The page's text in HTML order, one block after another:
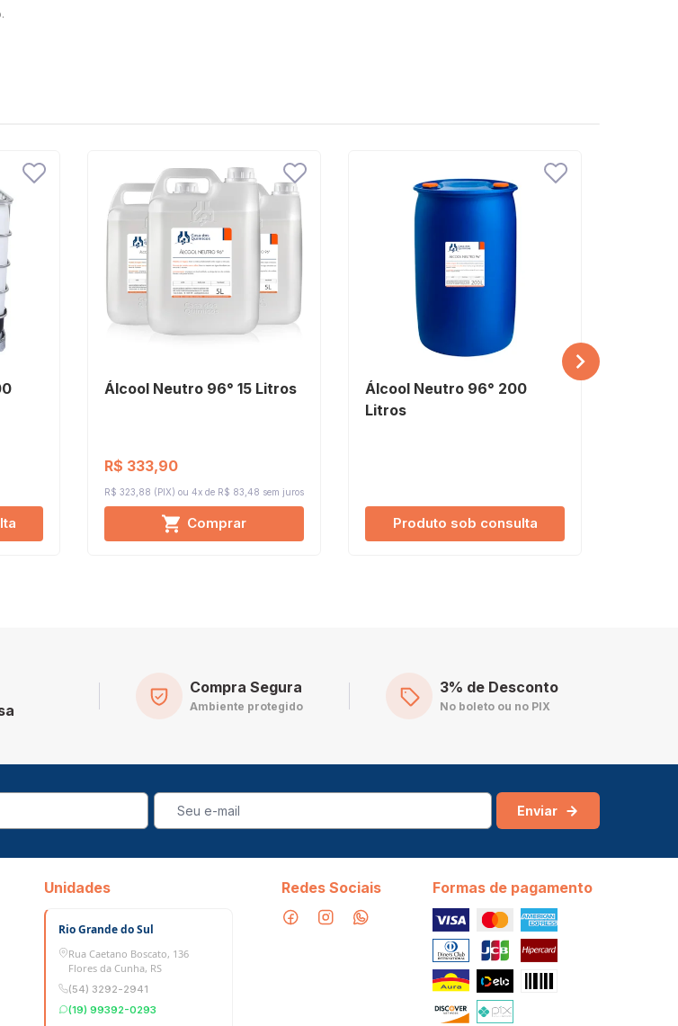
Álcool Neutro 96° 15 Litros
R$ 333,90
R$ 323,88 (PIX) 4x de R$ 83,48 sem juros
Comprar
Álcool Neutro 96° 200
Litros
Produto sob consulta
Compra Segura
Ambiente protegido
3% de Desconto
No boleto ou no PIX
Enviar
Unidades
Rio Grande do Sul
Rua Caetano Boscato, 136
Flores da Cunha, RS
(54) 3292-2941
(19) 99392-0293
Redes Sociais Formas de pagamento